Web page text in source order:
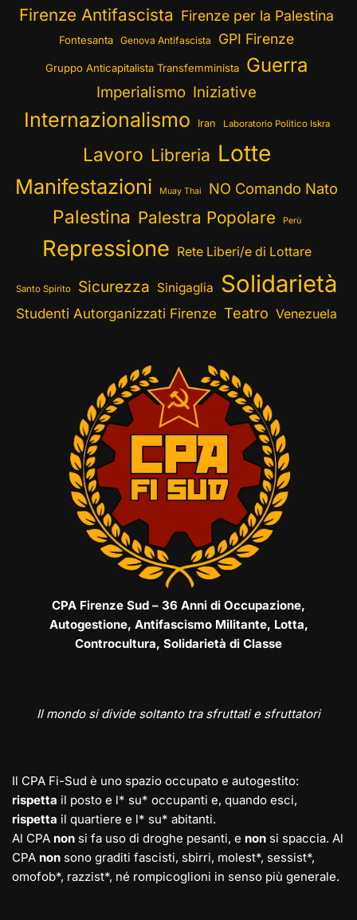
Firenze Antifascista Firenze per la Palestina
Fontesanta Genova Antifascista GPI Firenze
Gruppo Anticapitalista Transfemminista Guerra
Imperialismo Iniziative
Internazionalismo Iran Laboratorio Politico Iskra
Lavoro Libreria Lotte
Manifestazioni Muay Thai NO Comando Nato
Palestina Palestra Popolare Perù
Repressione Rete Liberi/e di Lottare
Santo Spirito Sicurezza Sinigaglia Solidarietà
Studenti Autorganizzati Firenze Teatro Venezuela
CPA Firenze Sud – 36 Anni di Occupazione,
Autogestione, Antifascismo Militante, Lotta,
Controcultura, Solidarietà di Classe
Il mondo si divide soltanto tra sfruttati e sfruttatori
Il CPA Fi-Sud è uno spazio occupato e autogestito:
rispetta il posto e l* su* occupanti e, quando esci,
rispetta il quartiere e l* su* abitanti.
Al CPA non si fa uso di droghe pesanti, e non si spaccia. Al
CPA non sono graditi fascisti, sbirri, molest*, sessist*,
omofob*, razzist*, né rompicoglioni in senso più generale.